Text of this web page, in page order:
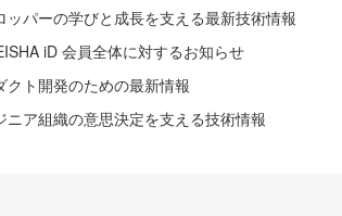
ッパーの学びと成長を支える最新技術情報
iD 会員全体に対するお知らせ
クト開発のための最新情報
ニア組織の意思決定を支える技術情報